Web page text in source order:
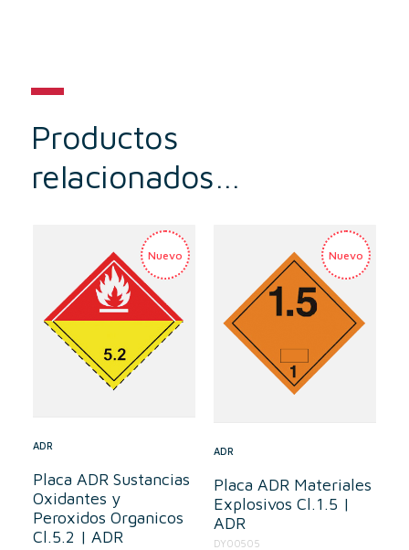
Productos
relacionados…
ADR
Placa ADR Sustancias
Oxidantes y
Peroxidos Organicos
Cl.5.2 | ADR
ADR
Placa ADR Materiales
Explosivos Cl.1.5 |
ADR
DY00505